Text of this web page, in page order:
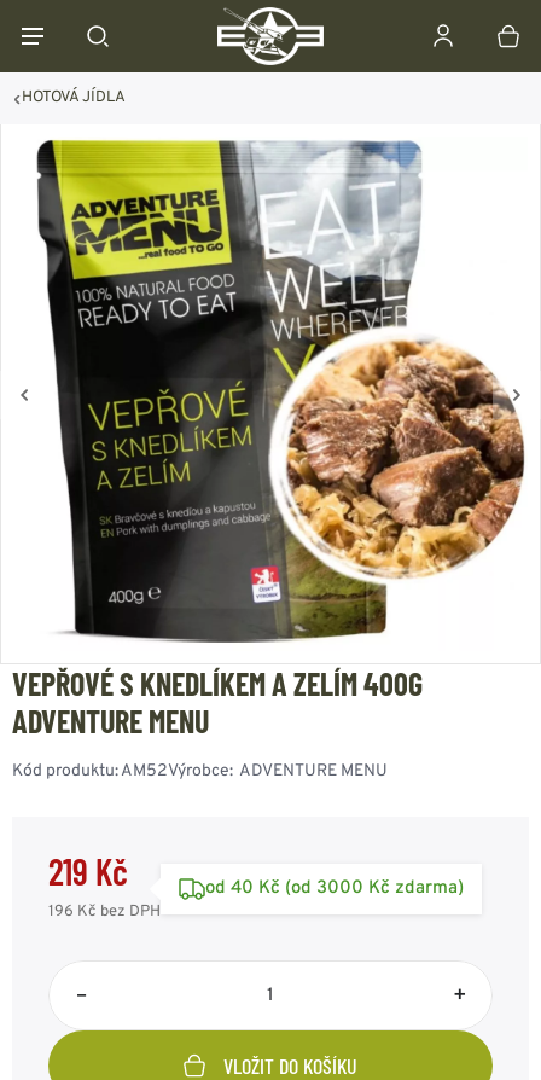
HOTOVÁ JÍDLA
VEPŘOVÉ S KNEDLÍKEM A ZELÍM 400G
ADVENTURE MENU
Kód produktu:AM52Výrobce: ADVENTURE MENU
219 Kč
196 Kč bez DPH
od 40 Kč (od 3000 Kč zdarma)
– +
VLOŽIT DO KOŠÍKU